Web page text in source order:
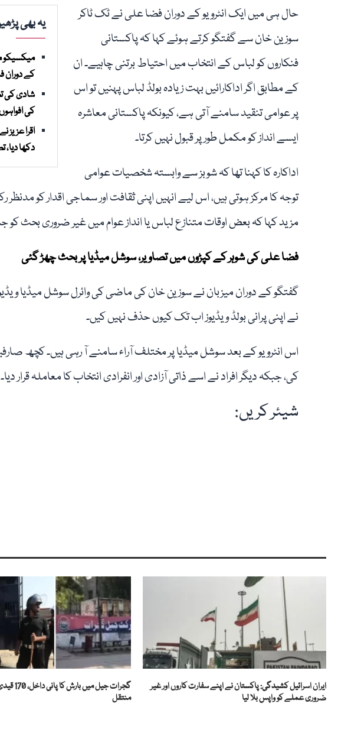
یہ بھی
میکسیکو
کے دوران
شادی کی
کی
اقرا عزیز
دکھا دیا،
حال ہی میں ایک انٹرویو کے دوران فضا علی نے ٹک ٹاکر
سوزین خان سے گفتگو کرتے ہوئے کہا کہ پاکستانی
فنکاروں کو لباس کے انتخاب میں احتیاط برتنی چاہیے۔ ان
کے مطابق اگر اداکارائیں بہت زیادہ بولڈ لباس پہنیں تو اس
پر عوامی تنقید سامنے آتی ہے، کیونکہ پاکستانی معاشرہ
ایسے انداز کو مکمل طور پر قبول نہیں کرتا۔
اداکارہ کا کہنا تھا کہ شوبز سے وابستہ شخصیات عوامی
توجہ کا مرکز ہوتی ہیں، اس لیے انہیں اپنی ثقافت اور سماجی اقدار کو
مزید کہا کہ بعض اوقات متنازع لباس یا انداز عوام میں غیر ضروری بحث کو
فضا علی کی شوہر کے کپڑوں میں تصاویر، سوشل میڈیا پر بحث چھڑ گئی
گفتگو کے دوران میزبان نے سوزین خان کی ماضی کی وائرل سوشل میڈیا ویڈیوز
نے اپنی پرانی بولڈ ویڈیوز اب تک کیوں حذف نہیں کیں۔
اس انٹرویو کے بعد سوشل میڈیا پر مختلف آراء سامنے آ رہی ہیں۔ کچھ
کی، جبکہ دیگر افراد نے اسے ذاتی آزادی اور انفرادی انتخاب کا معاملہ قرار دیا۔
شیئر کریں:
ایران اسرائیل کشیدگی: پاکستان نے اپنے سفارت کاروں اور غیر
ضروری عملے کو واپس بلا لیا
گجرات جیل
منتقل